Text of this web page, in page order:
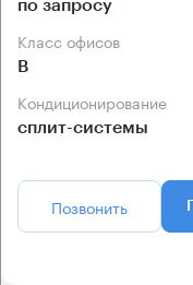
по запросу
Класс офисов
B
Кондиционирование
сплит-системы
Позвонить